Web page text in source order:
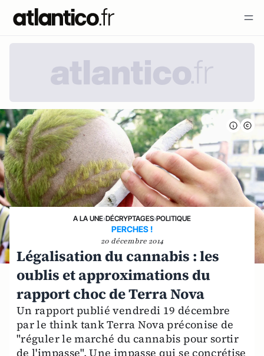
A LA UNE›DÉCRYPTAGES›POLITIQUE
PERCHES !
20 décembre 2014
Légalisation du cannabis : les
oublis et approximations du
rapport choc de Terra Nova
Un rapport publié vendredi 19 décembre
par le think tank Terra Nova préconise de
"réguler le marché du cannabis pour sortir
de l'impasse". Une impasse qui se concrétise